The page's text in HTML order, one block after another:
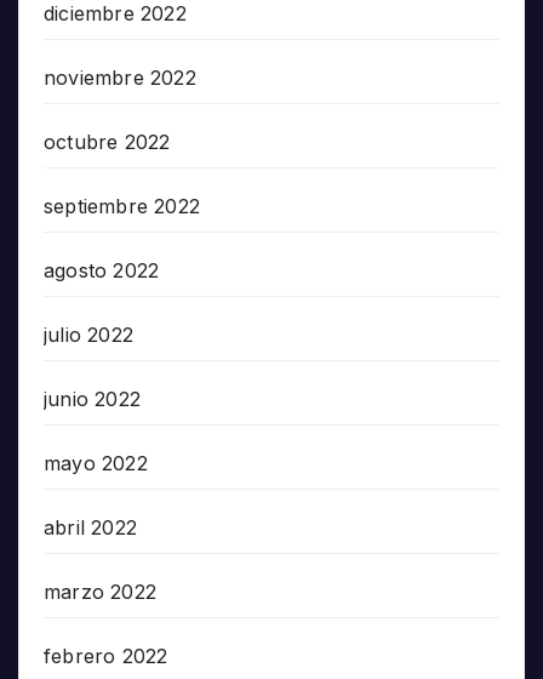
diciembre 2022
noviembre 2022
octubre 2022
septiembre 2022
agosto 2022
julio 2022
junio 2022
mayo 2022
abril 2022
marzo 2022
febrero 2022